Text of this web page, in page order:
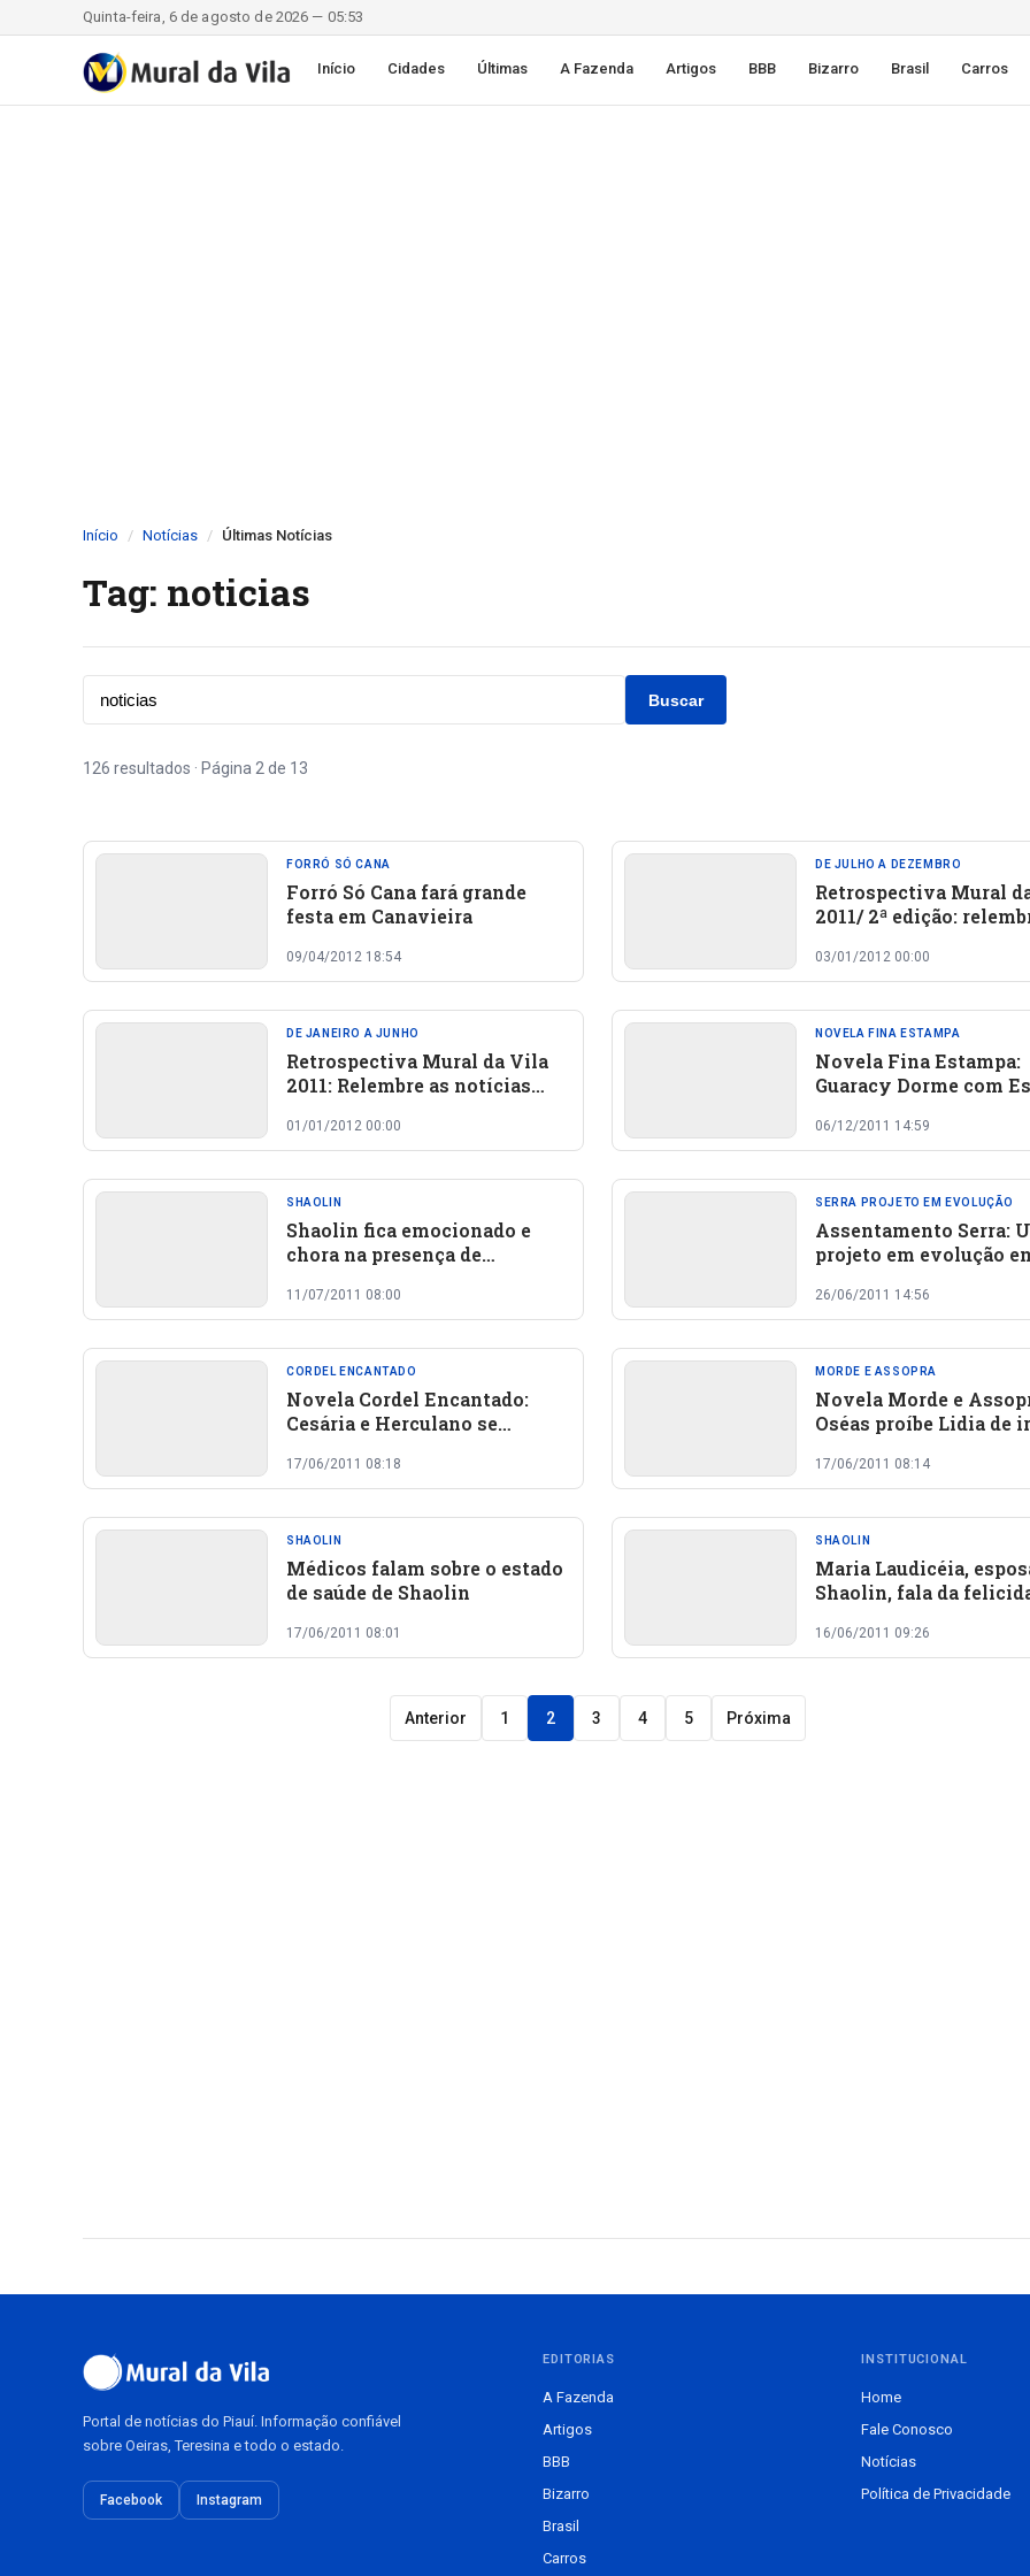
Quinta-feira, 6 de agosto de 2026 — 05:53
Início Cidades Últimas A Fazenda Artigos BBB Bizarro Brasil Carros
Início Notícias Últimas Notícias
Tag: noticias
Buscar
126 resultados · Página 2 de 13
FORRÓ SÓ CANA
Forró Só Cana fará grande
festa em Canavieira
09/04/2012 18:54
DE JULHO A DEZEMBRO
Retrospectiva Mural
2011/ 2ª edição:
região
03/01/2012 00:00
DE JANEIRO A JUNHO
Retrospectiva Mural da Vila
2011: Relembre as notícias
Oeiras e região
01/01/2012 00:00
NOVELA FINA ESTAMPA
Novela Fina Estampa:
Guaracy Dorme com
06/12/2011 14:59
SHAOLIN
Shaolin fica emocionado e
chora na presença de
11/07/2011 08:00
SERRA PROJETO EM EVOLUÇÃO
Assentamento Serra:
projeto em evolução
26/06/2011 14:56
CORDEL ENCANTADO
Novela Cordel Encantado:
Cesária e Herculano se
17/06/2011 08:18
MORDE E ASSOPRA
Novela Morde e
Oséas proíbe Lidia de
17/06/2011 08:14
SHAOLIN
Médicos falam sobre o estado
de saúde de Shaolin
17/06/2011 08:01
SHAOLIN
Maria Laudicéia,
Shaolin, fala da
16/06/2011 09:26
Anterior 1 2 3 4 5 Próxima
Portal de notícias do Piauí. Informação confiável
sobre Oeiras, Teresina e todo o estado.
Facebook Instagram
EDITORIAS
A Fazenda
Artigos
BBB
Bizarro
Brasil
Carros
INSTITUCIONAL
Home
Fale Conosco
Notícias
Política de Privacidade